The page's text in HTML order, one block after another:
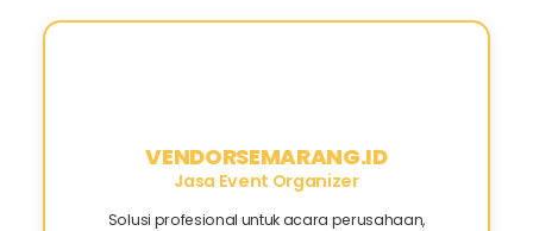
VENDORSEMARANG.ID
Jasa Event Organizer
Solusi profesional untuk acara perusahaan,